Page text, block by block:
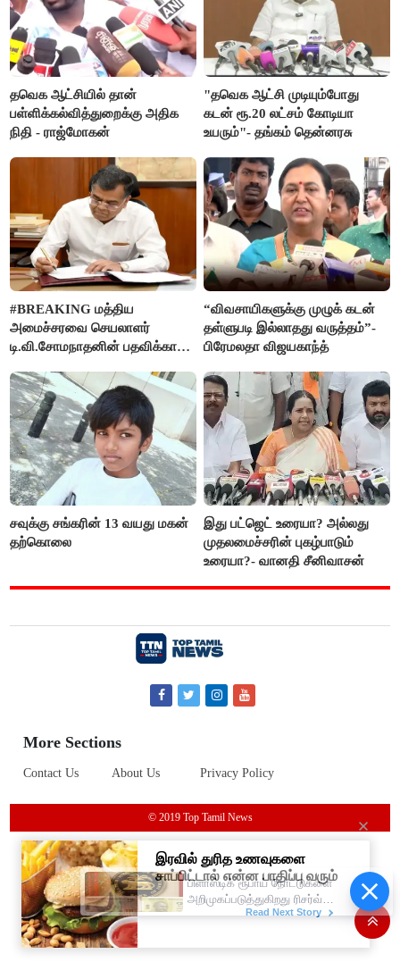
தவெக ஆட்சியில் தான்
பள்ளிக்கல்வித்துறைக்கு அதிக
நிதி - ராஜ்மோகன்
"தவெக ஆட்சி முடியும்போது
கடன் ரூ.20 லட்சம் கோடியா
உயரும்"- தங்கம் தென்னரசு
#BREAKING மத்திய
அமைச்சரவை செயலாளர்
டி.வி.சோமநாதனின் பதவிக்காலம்
“விவசாயிகளுக்கு முழுக் கடன்
தள்ளுபடி இல்லாதது வருத்தம்”-
பிரேமலதா விஜயகாந்த்
சவுக்கு சங்கரின் 13 வயது மகன்
தற்கொலை
இது பட்ஜெட் உரையா? அல்லது
முதலமைச்சரின் புகழ்பாடும்
உரையா?- வானதி சீனிவாசன்
More Sections
Contact Us About Us Privacy Policy
© 2019 Top Tamil News
பிளாஸ்டிக் ரூபாய் நோட்டுகளை
அறிமுகப்படுத்துகிறது ரிசர்வ்
வங்கி: முதற்கட்டமாக ரூ.10,